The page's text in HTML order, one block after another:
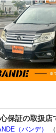
保証の取扱店
（バンデ）